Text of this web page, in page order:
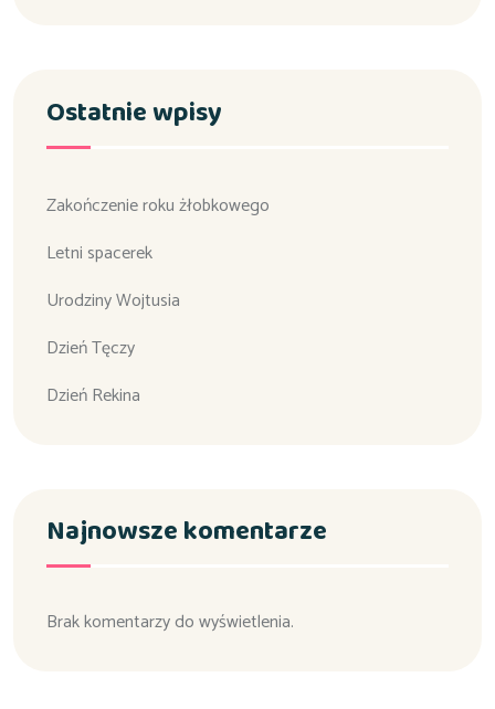
Ostatnie wpisy
Zakończenie roku żłobkowego
Letni spacerek
Urodziny Wojtusia
Dzień Tęczy
Dzień Rekina
Najnowsze komentarze
Brak komentarzy do wyświetlenia.